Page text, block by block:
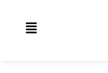
Main